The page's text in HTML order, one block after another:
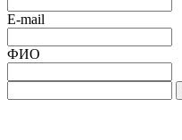
E-mail
ФИО